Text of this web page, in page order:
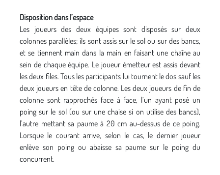
Disposition dans l’espace
Les joueurs des deux équipes sont disposés sur deux
colonnes parallèles; ils sont assis sur le sol ou sur des bancs,
et se tiennent main dans la main en faisant une chaîne au
sein de chaque équipe. Le joueur émetteur est assis devant
les deux files. Tous les participants lui tournent le dos sauf les
deux joueurs en tête de colonne. Les deux joueurs de fin de
colonne sont rapprochés face à face, l’un ayant posé un
poing sur le sol (ou sur une chaise si on utilise des bancs),
l’autre mettant sa paume à 20 cm au-dessus de ce poing.
Lorsque le courant arrive, selon le cas, le dernier joueur
enlève son poing ou abaisse sa paume sur le poing du
concurrent.